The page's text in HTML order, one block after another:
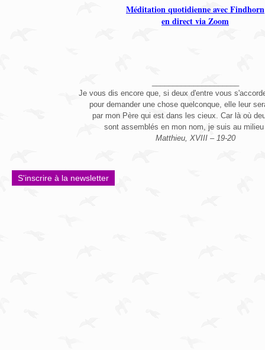
Méditation quotidienne avec Findhorn
en direct via Zoom
Je vous dis encore que, si deux d'entre vous
pour demander une chose quelconque, elle leur
par mon Père qui est dans les cieux. Car là où
sont assemblés en mon nom, je suis au
Matthieu, XVIII – 19-20
S'inscrire à la newsletter